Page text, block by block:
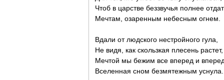
Чтоб в царстве беззвучья полнее
Мечтам, озаренным небесным огнем.
Вдали от людского нестройного гула,
Не видя, как скользкая плесень растет,
Мечтой мы бежим все вперед и
Вселенная сном безмятежным уснула.